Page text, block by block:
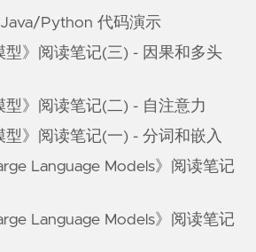
Python 代码演示
型》阅读笔记(三) - 因果和多头
型》阅读笔记(二) - 自注意力
型》阅读笔记(一) - 分词和嵌入
Language Models》阅读笔记
Language Models》阅读笔记